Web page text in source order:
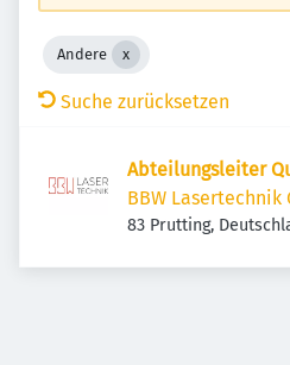
Andere
Suche zurücksetzen
Abteilungsleiter
BBW Lasertechnik
83 Prutting,